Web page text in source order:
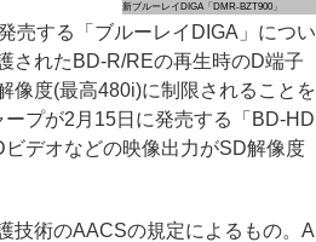
新ブルーレイDIGA「DMR-BZT900」
売する「ブルーレイDIGA」につい
されたBD-R/REの再生時のD端子
像度(最高480i)に制限されることを
プが2月15日に発売する「BD-HD
デオなどの映像出力がSD解像度
技術のAACSの規定によるもの。A